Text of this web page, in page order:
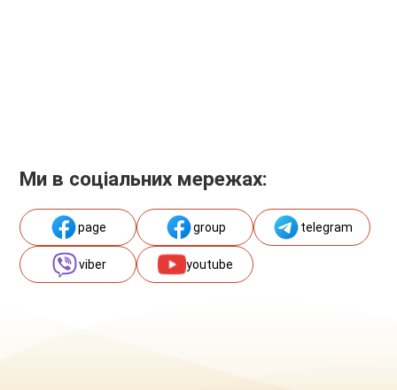
Ми в соціальних мережах:
page group telegram
viber youtube